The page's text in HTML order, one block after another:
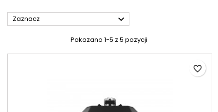
Zaznacz 
Pokazano 1-5 z 5 pozycji
favorite_border